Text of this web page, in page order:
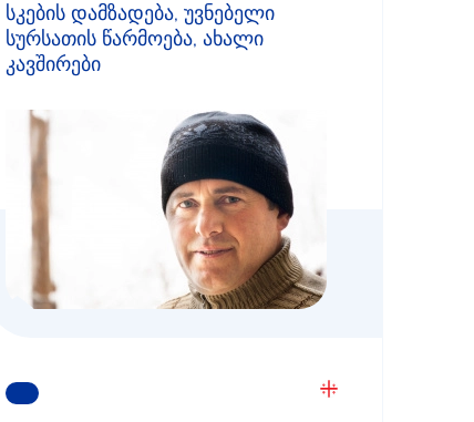
სკების დამზადება, უვნებელი
სურსათის წარმოება, ახალი
კავშირები
ᲒᲐᲘᲒᲔᲗ ᲛᲔᲢᲘ